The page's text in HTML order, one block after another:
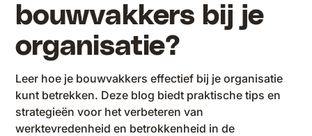
bouwvakkers bij je
organisatie?
Leer hoe je bouwvakkers effectief bij je organisatie
kunt betrekken. Deze blog biedt praktische tips en
strategieën voor het verbeteren van
werktevredenheid en betrokkenheid in de